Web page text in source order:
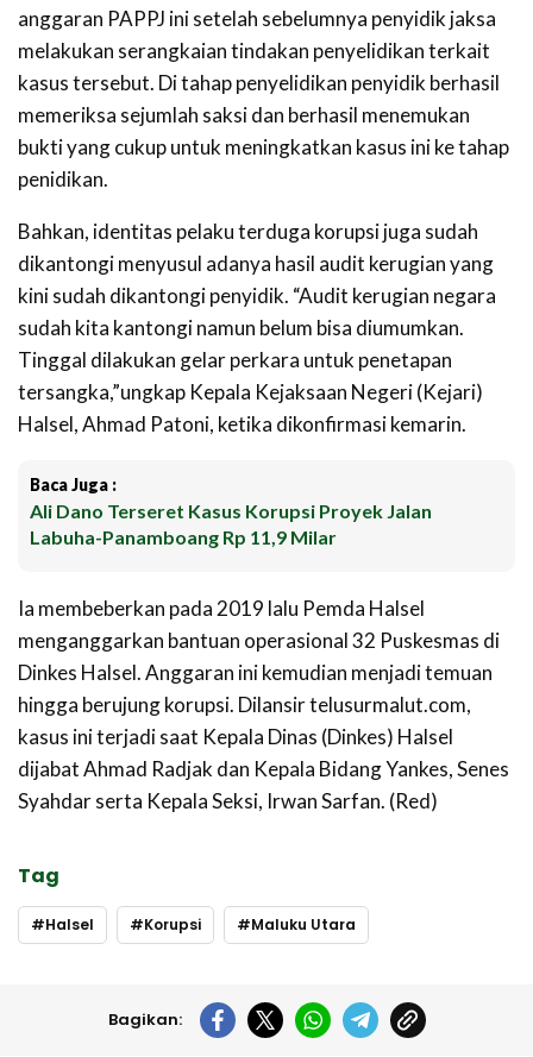
anggaran PAPPJ ini setelah sebelumnya penyidik jaksa
melakukan serangkaian tindakan penyelidikan terkait
kasus tersebut. Di tahap penyelidikan penyidik berhasil
memeriksa sejumlah saksi dan berhasil menemukan
bukti yang cukup untuk meningkatkan kasus ini ke tahap
penidikan.
Bahkan, identitas pelaku terduga korupsi juga sudah
dikantongi menyusul adanya hasil audit kerugian yang
kini sudah dikantongi penyidik. “Audit kerugian negara
sudah kita kantongi namun belum bisa diumumkan.
Tinggal dilakukan gelar perkara untuk penetapan
tersangka,”ungkap Kepala Kejaksaan Negeri (Kejari)
Halsel, Ahmad Patoni, ketika dikonfirmasi kemarin.
Baca Juga :
Ali Dano Terseret Kasus Korupsi Proyek Jalan
Labuha-Panamboang Rp 11,9 Milar
Ia membeberkan pada 2019 lalu Pemda Halsel
menganggarkan bantuan operasional 32 Puskesmas di
Dinkes Halsel. Anggaran ini kemudian menjadi temuan
hingga berujung korupsi. Dilansir telusurmalut.com,
kasus ini terjadi saat Kepala Dinas (Dinkes) Halsel
dijabat Ahmad Radjak dan Kepala Bidang Yankes, Senes
Syahdar serta Kepala Seksi, Irwan Sarfan. (Red)
Tag
Halsel Korupsi Maluku Utara
Bagikan: